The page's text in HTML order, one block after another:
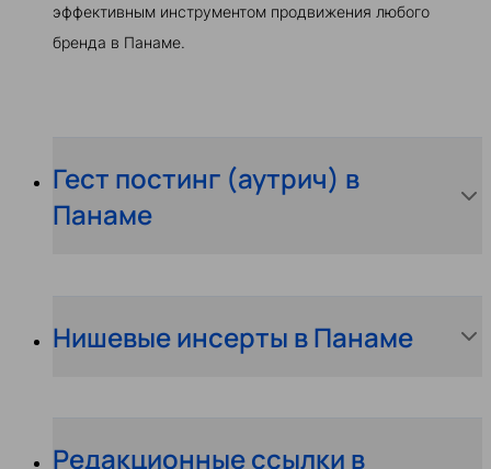
эффективным инструментом продвижения любого
бренда в Панаме.
Гест постинг (аутрич) в
Панаме
Нишевые инсерты в Панаме
Редакционные ссылки в